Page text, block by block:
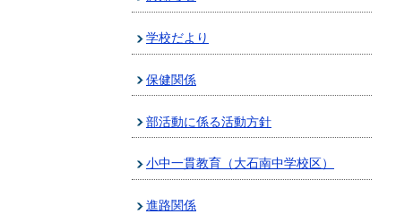
学校だより
保健関係
部活動に係る活動方針
小中一貫教育（大石南中学校区）
進路関係